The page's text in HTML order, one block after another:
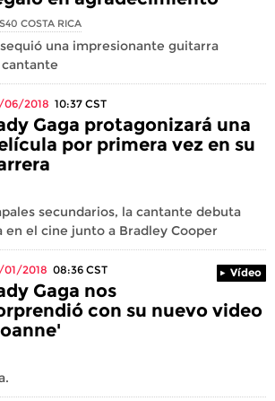
COSTA RICA
una impresionante guitarra
cantante
06/2018 10:37 CST
Gaga protagonizará una
por primera vez en su
secundarios, la cantante debuta
el cine junto a Bradley Cooper
01/2018 08:36 CST Vídeo
Gaga nos
con su nuevo video